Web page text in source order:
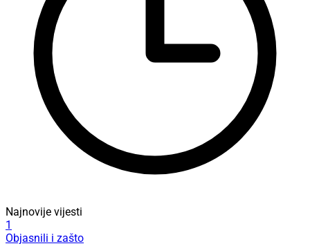
Najnovije vijesti
1
Objasnili i zašto